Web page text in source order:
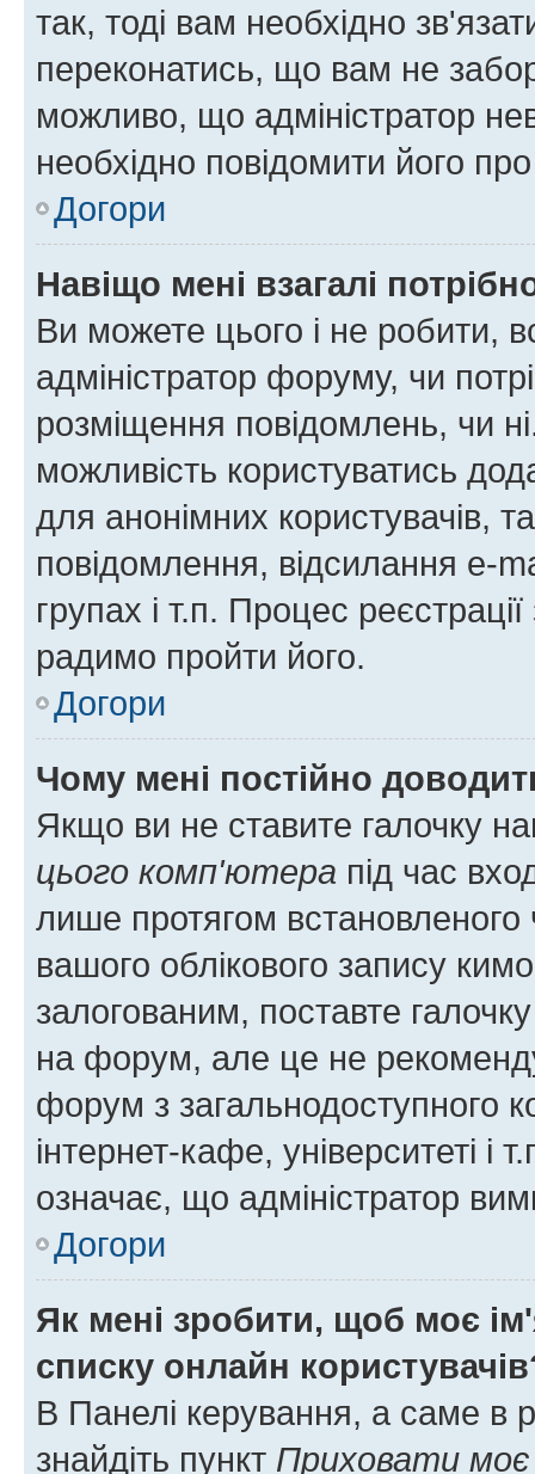
так, тоді вам необхідно
переконатись, що вам не
можливо, що адміністратор
необхідно повідомити його
Догори
Навіщо мені взагалі
Ви можете цього і не робити,
адміністратор форуму, чи
розміщення повідомлень, чи
можливість користуватись
для анонімних користувачів,
повідомлення, відсилання e-
групах і т.п. Процес
радимо пройти його.
Догори
Чому мені постійно
Якщо ви не ставите галочку
цього комп'ютера під час
лише протягом встановленого
вашого облікового запису
залогованим, поставте
на форум, але це не
форум з загальнодоступного
інтернет-кафе, університеті і
означає, що адміністратор
Догори
Як мені зробити, щоб моє
списку онлайн
В Панелі керування, а саме в
знайдіть пункт Приховати моє